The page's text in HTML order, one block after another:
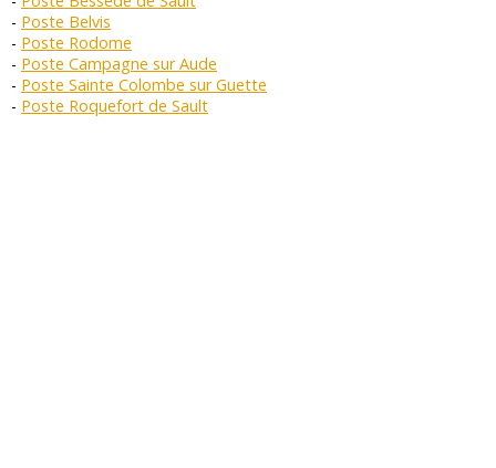
Poste Belvis
Poste Rodome
Poste Campagne sur Aude
Poste Sainte Colombe sur Guette
Poste Roquefort de Sault